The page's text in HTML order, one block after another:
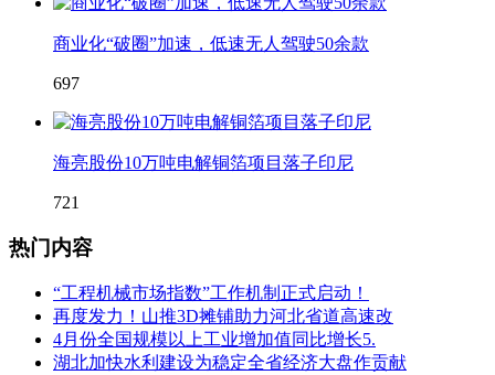
商业化“破圈”加速，低速无人驾驶50余款
697
海亮股份10万吨电解铜箔项目落子印尼
721
热门内容
“工程机械市场指数”工作机制正式启动！
再度发力！山推3D摊铺助力河北省道高速改
4月份全国规模以上工业增加值同比增长5.
湖北加快水利建设为稳定全省经济大盘作贡献